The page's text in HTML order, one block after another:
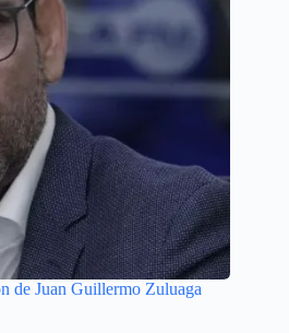
de Juan Guillermo Zuluaga